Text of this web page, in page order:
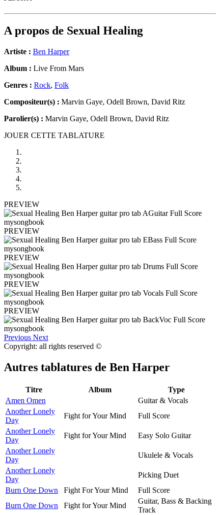
A propos de Sexual Healing
Artiste : Ben Harper
Album : Live From Mars
Genres : Rock, Folk
Compositeur(s) : Marvin Gaye, Odell Brown, David Ritz
Parolier(s) : Marvin Gaye, Odell Brown, David Ritz
JOUER CETTE TABLATURE
PREVIEW
PREVIEW
PREVIEW
PREVIEW
PREVIEW
Previous Next
Copyright: all rights reserved ©
Autres tablatures de Ben Harper
Titre Album
Type
Amen Omen
Guitar & Vocals
Another Lonely
Day
Fight for Your Mind
Full Score
Another Lonely
Day
Fight for Your Mind
Easy Solo Guitar
Another Lonely
Day
Ukulele & Vocals
Another Lonely
Day
Picking Duet
Burn One Down
Fight For Your Mind
Full Score
Burn One Down
Fight for Your Mind
Guitar, Bass & Backing
Track